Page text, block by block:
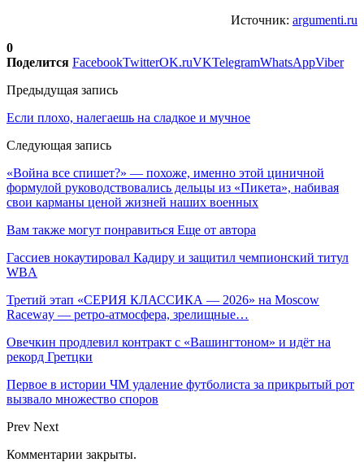
Источник: argumenti.ru
0
Поделится FacebookTwitterOK.ruVKTelegramWhatsAppViber
Предыдущая запись
Если плохо, налегаешь на сладкое и мучное
Следующая запись
«Война все спишет?» — похоже, именно этой циничной
формулой руководствовались дельцы из «Пикета», набивая
свои карманы ценой жизней наших военных
Вам также могут понравиться Еще от автора
Гассиев нокаутировал Кадиру и защитил чемпионский титул
WBA
Третий этап «СЕРИЯ КЛАССИКА — 2026» на Moscow
Raceway — ретро‑атмосфера, зрелищные…
Овечкин продлевил контракт с «Вашингтоном» и идёт на
рекорд Гретцки
Первое в истории ЧМ удаление футболиста за прикрытый рот
вызвало множество споров
Prev Next
Комментарии закрыты.